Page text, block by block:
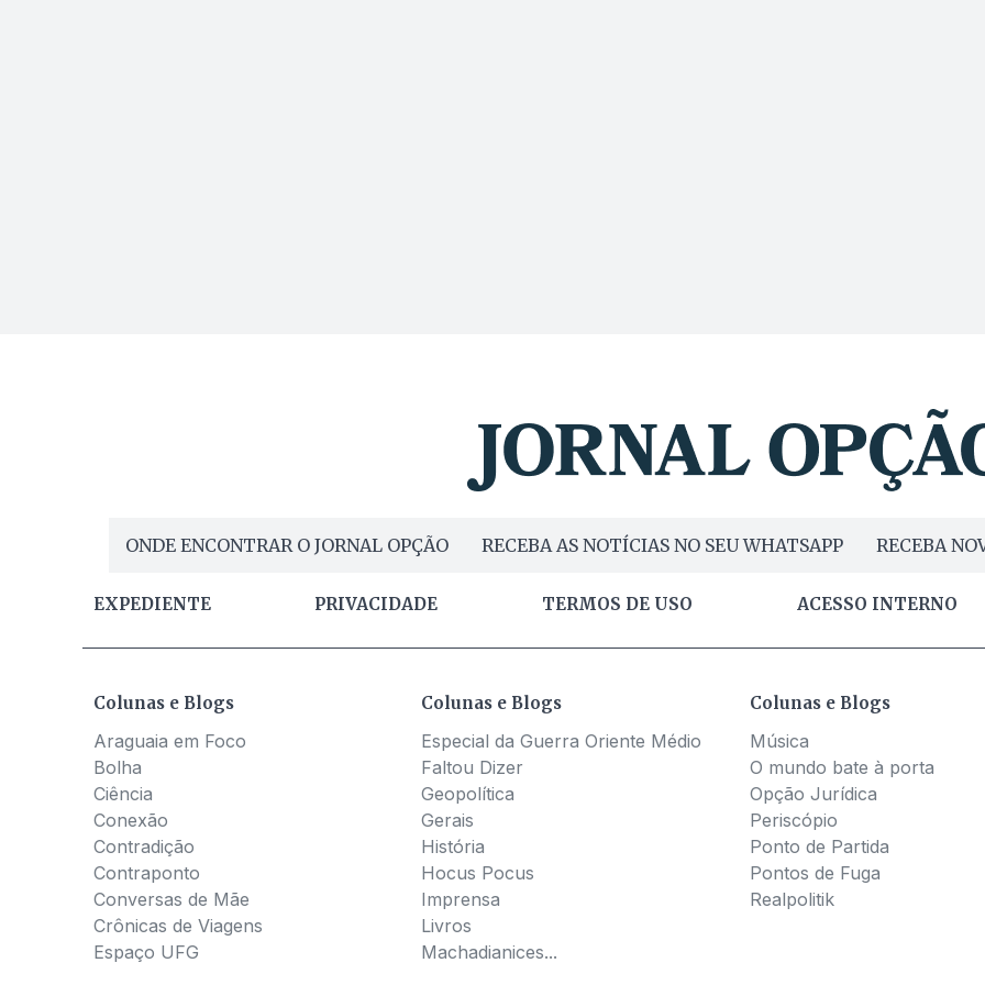
ONDE ENCONTRAR O JORNAL OPÇÃO RECEBA AS NOTÍCIAS NO SEU WHATSAPP RECEBA
EXPEDIENTE PRIVACIDADE TERMOS DE USO ACESSO INTERNO
Colunas e Blogs
Araguaia em Foco
Bolha
Ciência
Conexão
Contradição
Contraponto
Conversas de Mãe
Crônicas de Viagens
Espaço UFG
Colunas e Blogs
Especial da Guerra Oriente Médio
Faltou Dizer
Geopolítica
Gerais
História
Hocus Pocus
Imprensa
Livros
Machadianices...
Colunas e Blogs
Música
O mundo bate à porta
Opção Jurídica
Periscópio
Ponto de Partida
Pontos de Fuga
Realpolitik